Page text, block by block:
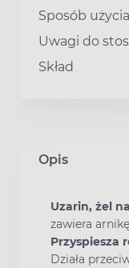
Sposób użycia
Uwagi do
Skład
Opis
Uzarin, żel
zawiera
Przyspiesza
Działa